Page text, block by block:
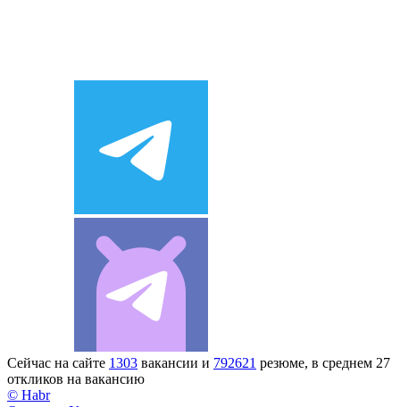
Сейчас на сайте 1303 вакансии и 792621 резюме, в среднем 27
откликов на вакансию
© Habr